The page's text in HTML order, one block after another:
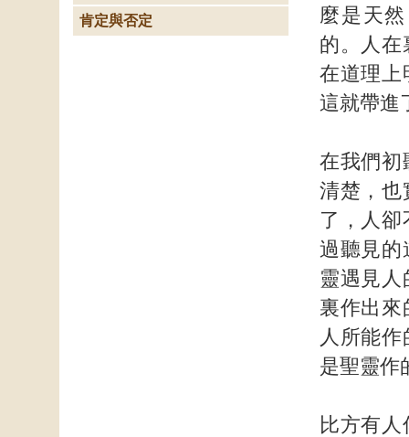
麼是天
的。人在
在道理上
這就帶進
在我們初
清楚，也
了，人
過聽見的
靈遇見
裏作出來
人所能
是聖靈作
比方有
肯定與否定